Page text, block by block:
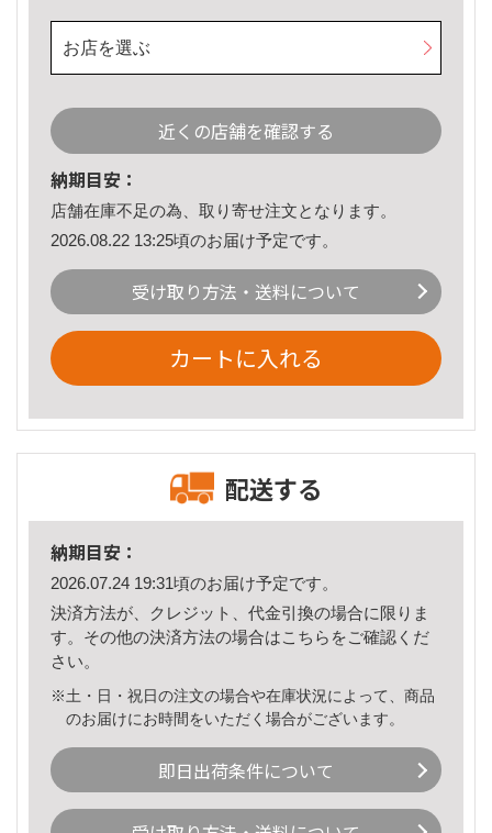
お店を選ぶ
近くの店舗を確認する
納期目安：
店舗在庫不足の為、取り寄せ注文となります。
2026.08.22 13:25頃のお届け予定です。
受け取り方法・送料について
カートに入れる
配送する
納期目安：
2026.07.24 19:31頃のお届け予定です。
決済方法が、クレジット、代金引換の場合に限りま
す。その他の決済方法の場合はこちら をご確認くだ
さい。
※土・日・祝日の注文の場合や在庫状況によって、商品
のお届けにお時間をいただく場合がございます。
即日出荷条件について